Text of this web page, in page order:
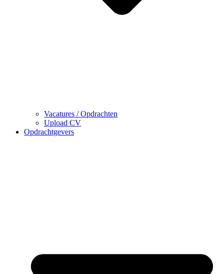
Vacatures / Opdrachten
Upload CV
Opdrachtgevers